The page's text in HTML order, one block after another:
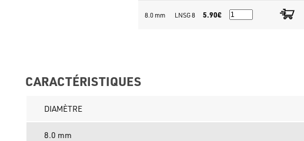
8.0 mm LNSG 8 5.90€
CARACTÉRISTIQUES
DIAMÈTRE
8.0 mm